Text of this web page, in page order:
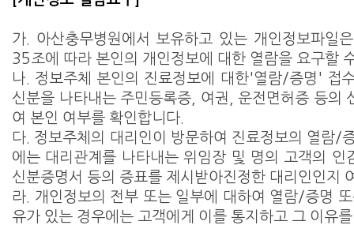
가. 아산충무병원에서 보유하고 있는 개인정보파일
35조에 따라 본인의 개인정보에 대한 열람을 요구할
나. 정보주체 본인의 진료정보에 대한'열람/증명' 접
신분을 나타내는 주민등록증, 여권, 운전면허증 등의
여 본인 여부를 확인합니다.
다. 정보주체의 대리인이 방문하여 진료정보의 열람/
에는 대리관계를 나타내는 위임장 및 명의 고객의 인
신분증명서 등의 증표를 제시받아진정한 대리인인지
라. 개인정보의 전부 또는 일부에 대하여 열람/증명
유가 있는 경우에는 고객에게 이를 통지하고 그 이유